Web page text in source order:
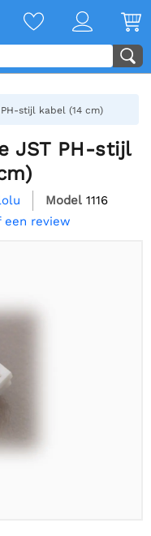
stijl kabel (14 cm)
JST PH-stijl
Model 1116
een review